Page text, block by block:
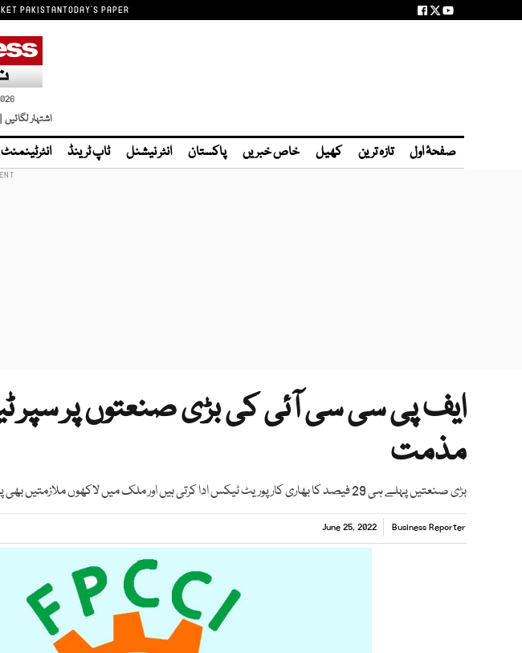
PAKISTANTODAY'S PAPER
اشتہار لگائیں |
صفحۂ اول تازہ ترین کھیل خاص خبریں پاکستان انٹر نیشنل ٹاپ ٹرینڈ انٹرٹینمنٹ
ایف پی سی سی آئی کی بڑی صنعتوں پر
مذمت
بڑی صنعتیں پہلے ہی 29 فیصد کا بھاری کارپوریٹ ٹیکس ادا کرتی ہیں اور ملک میں لاکھوں ملازمتیں بھی پیدا کرتی ہیں، شبیرمنشا
Business Reporter
June 25, 2022